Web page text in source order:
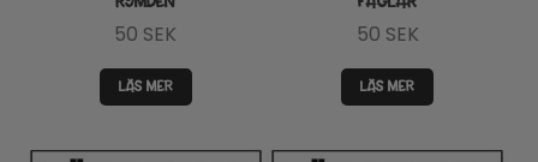
50 SEK
LÄS MER
50 SEK
LÄS MER